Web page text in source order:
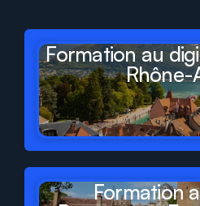
deFrance
Formation au
Rhône-
Formation